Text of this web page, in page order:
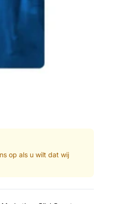
op als u wilt dat wij